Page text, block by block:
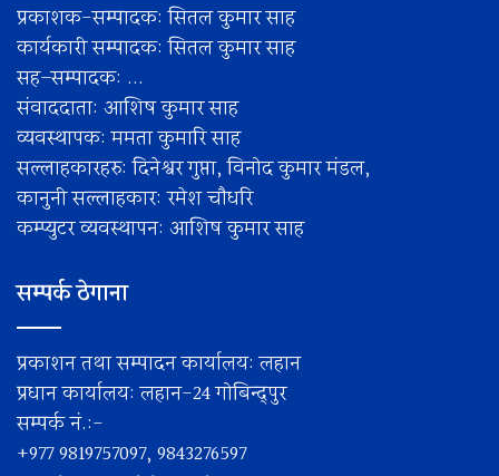
प्रकाशक-सम्पादक: सितल कुमार साह
कार्यकारी सम्पादक: सितल कुमार साह
सह–सम्पादक: ...
संवाददाता: आशिष कुमार साह
व्यवस्थापक: ममता कुमारि साह
सल्लाहकारहरु: दिनेश्वर गुप्ता, विनोद कुमार मंडल,
कानुनी सल्लाहकार: रमेश चाैधरि
कम्प्युटर व्यवस्थापन: आशिष कुमार साह
सम्पर्क ठेगाना
प्रकाशन तथा सम्पादन कार्यालय: लहान
प्रधान कार्यालय: लहान-24 गोबिन्द्पुर
सम्पर्क नं.:-
+977 9819757097, 9843276597